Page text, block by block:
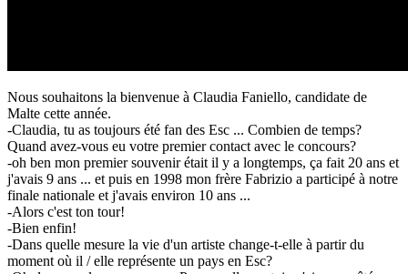
Nous souhaitons la bienvenue à Claudia Faniello, candidate de
Malte cette année.
-Claudia, tu as toujours été fan des Esc ... Combien de temps?
Quand avez-vous eu votre premier contact avec le concours?
-oh ben mon premier souvenir était il y a longtemps, ça fait 20 ans et
j'avais 9 ans ... et puis en 1998 mon frère Fabrizio a participé à notre
finale nationale et j'avais environ 10 ans ...
-Alors c'est ton tour!
-Bien enfin!
-Dans quelle mesure la vie d'un artiste change-t-elle à partir du
moment où il / elle représente un pays en Esc?